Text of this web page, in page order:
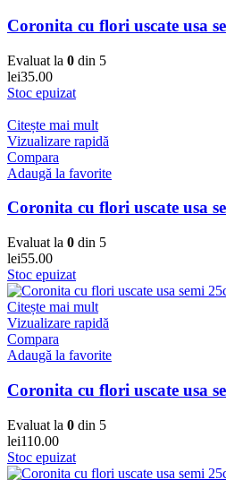
Coronita cu flori uscate usa
Evaluat la 0 din 5
lei35.00
Stoc epuizat
Citește mai mult
Vizualizare rapidă
Compara
Adaugă la favorite
Coronita cu flori uscate usa
Evaluat la 0 din 5
lei55.00
Stoc epuizat
Citește mai mult
Vizualizare rapidă
Compara
Adaugă la favorite
Coronita cu flori uscate usa
Evaluat la 0 din 5
lei110.00
Stoc epuizat